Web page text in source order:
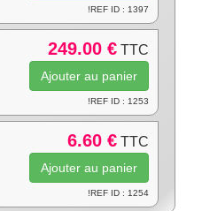
!REF ID : 1397
249.00 € TTC
!REF ID : 1253
6.60 € TTC
!REF ID : 1254